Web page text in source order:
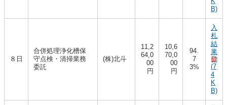
B)
８日
合併処理浄化槽保
守点検・清掃業務
委託
(株)北斗
11,2
64,0
00
円
10,6
70,0
00
円
94.
7
3%
入
札
結
果
(7
4
K
B)